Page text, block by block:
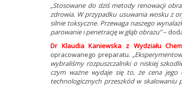
„Stosowane do dziś metody renowacji
zdrowia. W przypadku usuwania wosku z
silnie toksyczne. Przewaga naszego
parowanie i penetrację w głąb obrazu”–
Dr Klaudia Kaniewska z Wydziału
opracowanego preparatu.
wybraliśmy rozpuszczalniki o niskiej
czym ważne wydaje się to, że cena jego
technologicznych przeszkód w